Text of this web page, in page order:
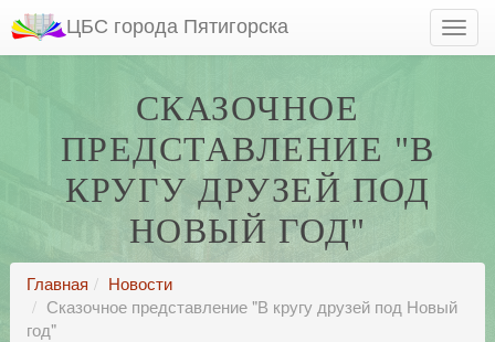
ЦБС города Пятигорска
СКАЗОЧНОЕ
ПРЕДСТАВЛЕНИЕ "В
КРУГУ ДРУЗЕЙ ПОД
НОВЫЙ ГОД"
Главная
Новости
Сказочное представление "В кругу друзей под Новый
год"